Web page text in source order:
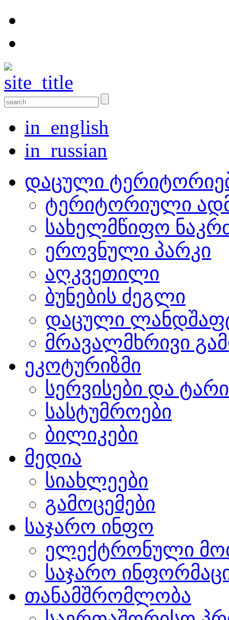
in_english
in_russian
დაცული
ტერიტორიული
სახელმწიფო
ეროვნული პარკი
აღკვეთილი
ბუნების ძეგლი
დაცული
მრავალმხრივი
ეკოტურიზმი
სერვისები და
სასტუმროები
ბილიკები
მედია
სიახლეები
გამოცემები
საჯარო ინფო
ელექტრონული
საჯარო
თანამშრომლობა